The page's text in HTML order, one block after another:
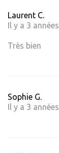
Laurent C.
Il y a 3 années
Très bien
Sophie G.
Il y a 3 années